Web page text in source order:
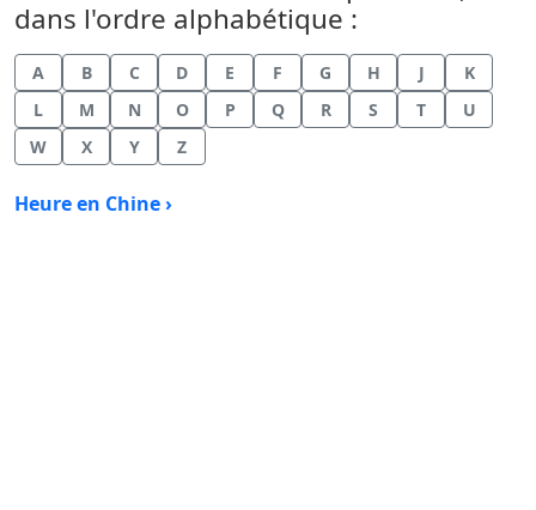
dans l'ordre alphabétique :
A B C D E F G H J
K
L
M N O P Q R S T
U
W
X Y Z
Heure en Chine ›